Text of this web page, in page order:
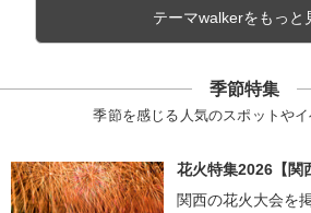
テーマwalkerをもっと
季節特集
季節を感じる人気のスポットや
花火特集2026【関
関西の花火大会を